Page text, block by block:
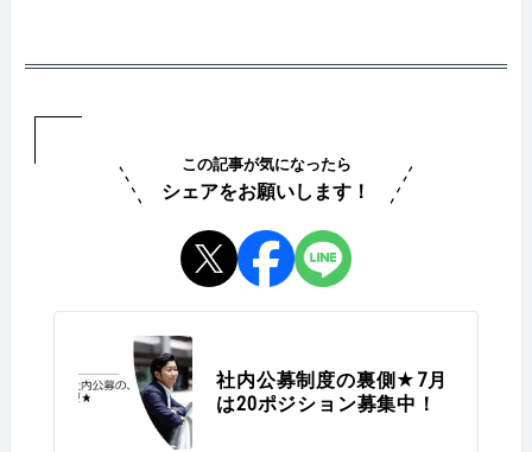
この記事が気になったら
シェアをお願いします！
社内公募制度の裏側★7月
は20ポジション募集中！